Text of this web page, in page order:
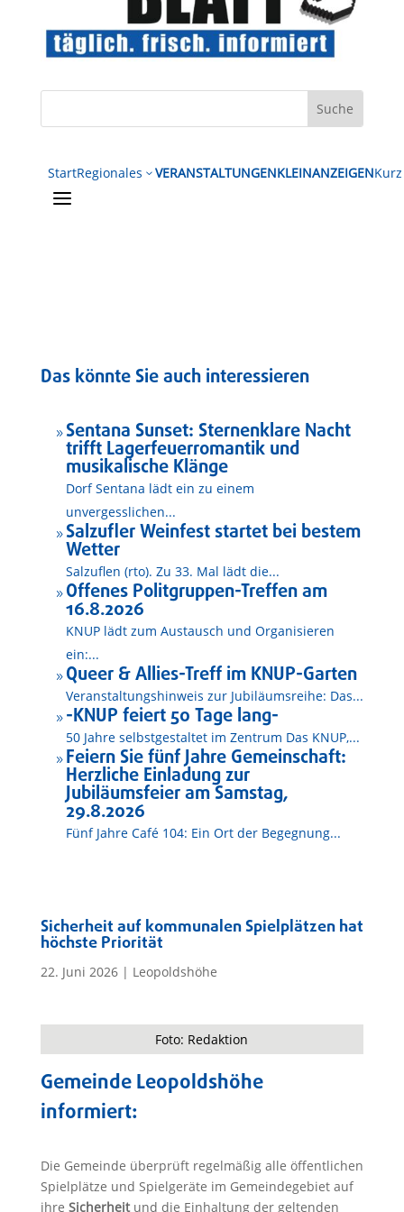
StartRegionales 3 VERANSTALTUNGENKLEINANZEIGEN
a
Das könnte Sie auch interessieren
9 Sentana Sunset: Sternenklare Nacht
trifft Lagerfeuerromantik und
musikalische Klänge
Dorf Sentana lädt ein zu einem
unvergesslichen...
9 Salzufler Weinfest startet bei bestem
Wetter
Salzuflen (rto). Zu 33. Mal lädt die...
9 Offenes Politgruppen-Treffen am
16.8.2026
KNUP lädt zum Austausch und Organisieren
ein:...
9 Queer & Allies-Treff im KNUP-Garten
Veranstaltungshinweis zur Jubiläumsreihe: Das...
9 -KNUP feiert 50 Tage lang-
50 Jahre selbstgestaltet im Zentrum Das KNUP,...
9 Feiern Sie fünf Jahre Gemeinschaft:
Herzliche Einladung zur
Jubiläumsfeier am Samstag,
29.8.2026
Fünf Jahre Café 104: Ein Ort der Begegnung...
Sicherheit auf kommunalen Spielplätzen hat
höchste Priorität
22. Juni 2026| Leopoldshöhe
Foto: Redaktion
Gemeinde Leopoldshöhe
informiert:
Die Gemeinde überprüft regelmäßig alle öffentlichen
Spielplätze und Spielgeräte im Gemeindegebiet auf
ihre Sicherheitund die Einhaltung der geltenden